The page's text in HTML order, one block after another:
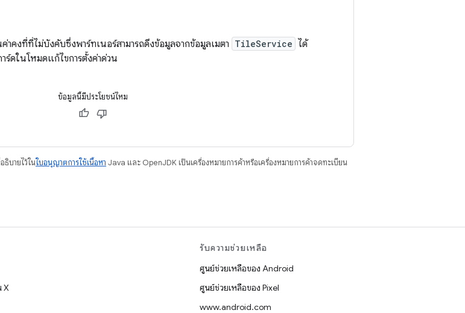
าคงที่ที่ไม่บังคับซึ่งพาร์ทเนอร์สามารถดึงข้อมูลจากข้อมูลเมตา TileService ได้
ดในโหมดแก้ไขการตั้งค่าด่วน
ข้อมูลนี้มีประโยชน์ไหม
ธิบายไว้ในใบอนุญาตการใช้เนื้อหา Java และ OpenJDK เป็นเครื่องหมายการค้าหรือเครื่องหมายการค้าจดทะเบียน
X
รับความช่วยเหลือ
ศูนย์ช่วยเหลือของ Android
ศูนย์ช่วยเหลือของ Pixel
www.android.com